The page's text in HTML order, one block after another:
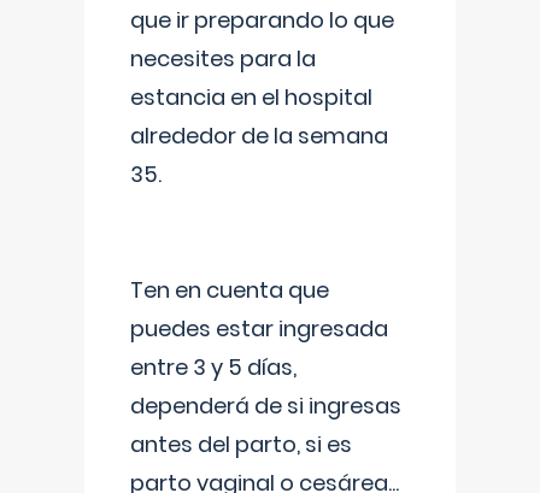
que ir preparando lo que
necesites para la
estancia en el hospital
alrededor de la semana
35.
Ten en cuenta que
puedes estar ingresada
entre 3 y 5 días,
dependerá de si ingresas
antes del parto, si es
parto vaginal o cesárea...